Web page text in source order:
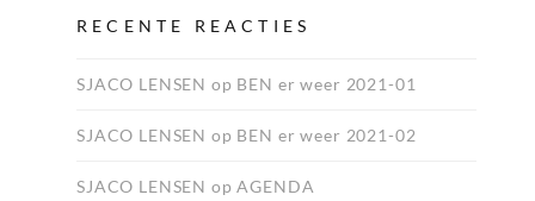
RECENTE REACTIES
SJACO LENSEN op BEN er weer 2021-01
SJACO LENSEN op BEN er weer 2021-02
SJACO LENSEN opAGENDA